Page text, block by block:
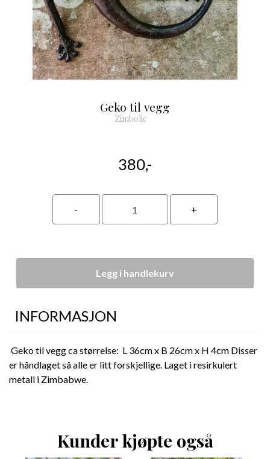
Geko til vegg
Zimbolic
380,-
Legg i handlekurv
INFORMASJON
Geko til vegg ca størrelse: L 36cm x B 26cm x H 4cm Disser
er håndlaget så alle er litt forskjellige. Laget i resirkulert
metall i Zimbabwe.
Kunder kjøpte også